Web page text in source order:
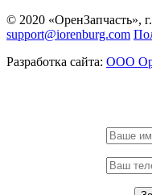
© 2020 «ОренЗапчасть»,
support@iorenburg.com
Разработка сайта: ООО